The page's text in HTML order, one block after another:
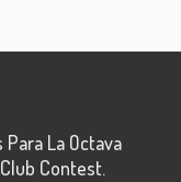
La Octava
Contest.